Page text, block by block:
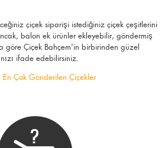
çiçek siparişi istediğiniz çiçek çeşitlerini
balon ek ürünler ekleyebilir, göndermiş
göre Çiçek Bahçem'in birbirinden güzel
ifade edebilirsiniz.
Çok Gönderilen Çiçekler